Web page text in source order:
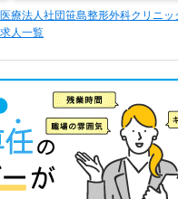
医療法人社団笹島整形外科クリニッ
求人一覧